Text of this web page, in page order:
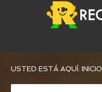
USTED ESTÁ AQUÍ:INICIO